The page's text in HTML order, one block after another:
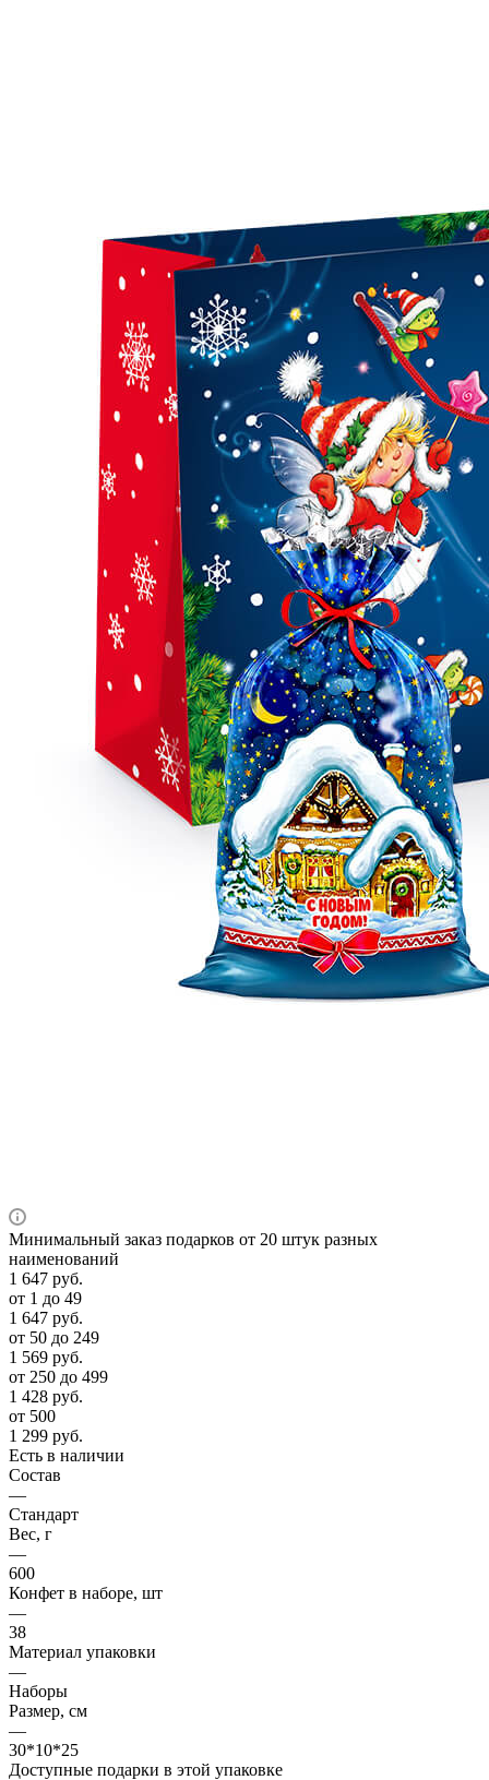
Минимальный заказ подарков от 20 штук разных
наименований
1 647 руб.
от 1 до 49
1 647 руб.
от 50 до 249
1 569 руб.
от 250 до 499
1 428 руб.
от 500
1 299 руб.
Есть в наличии
Состав
—
Стандарт
Вес, г
—
600
Конфет в наборе, шт
—
38
Материал упаковки
—
Наборы
Размер, см
—
30*10*25
Доступные подарки в этой упаковке